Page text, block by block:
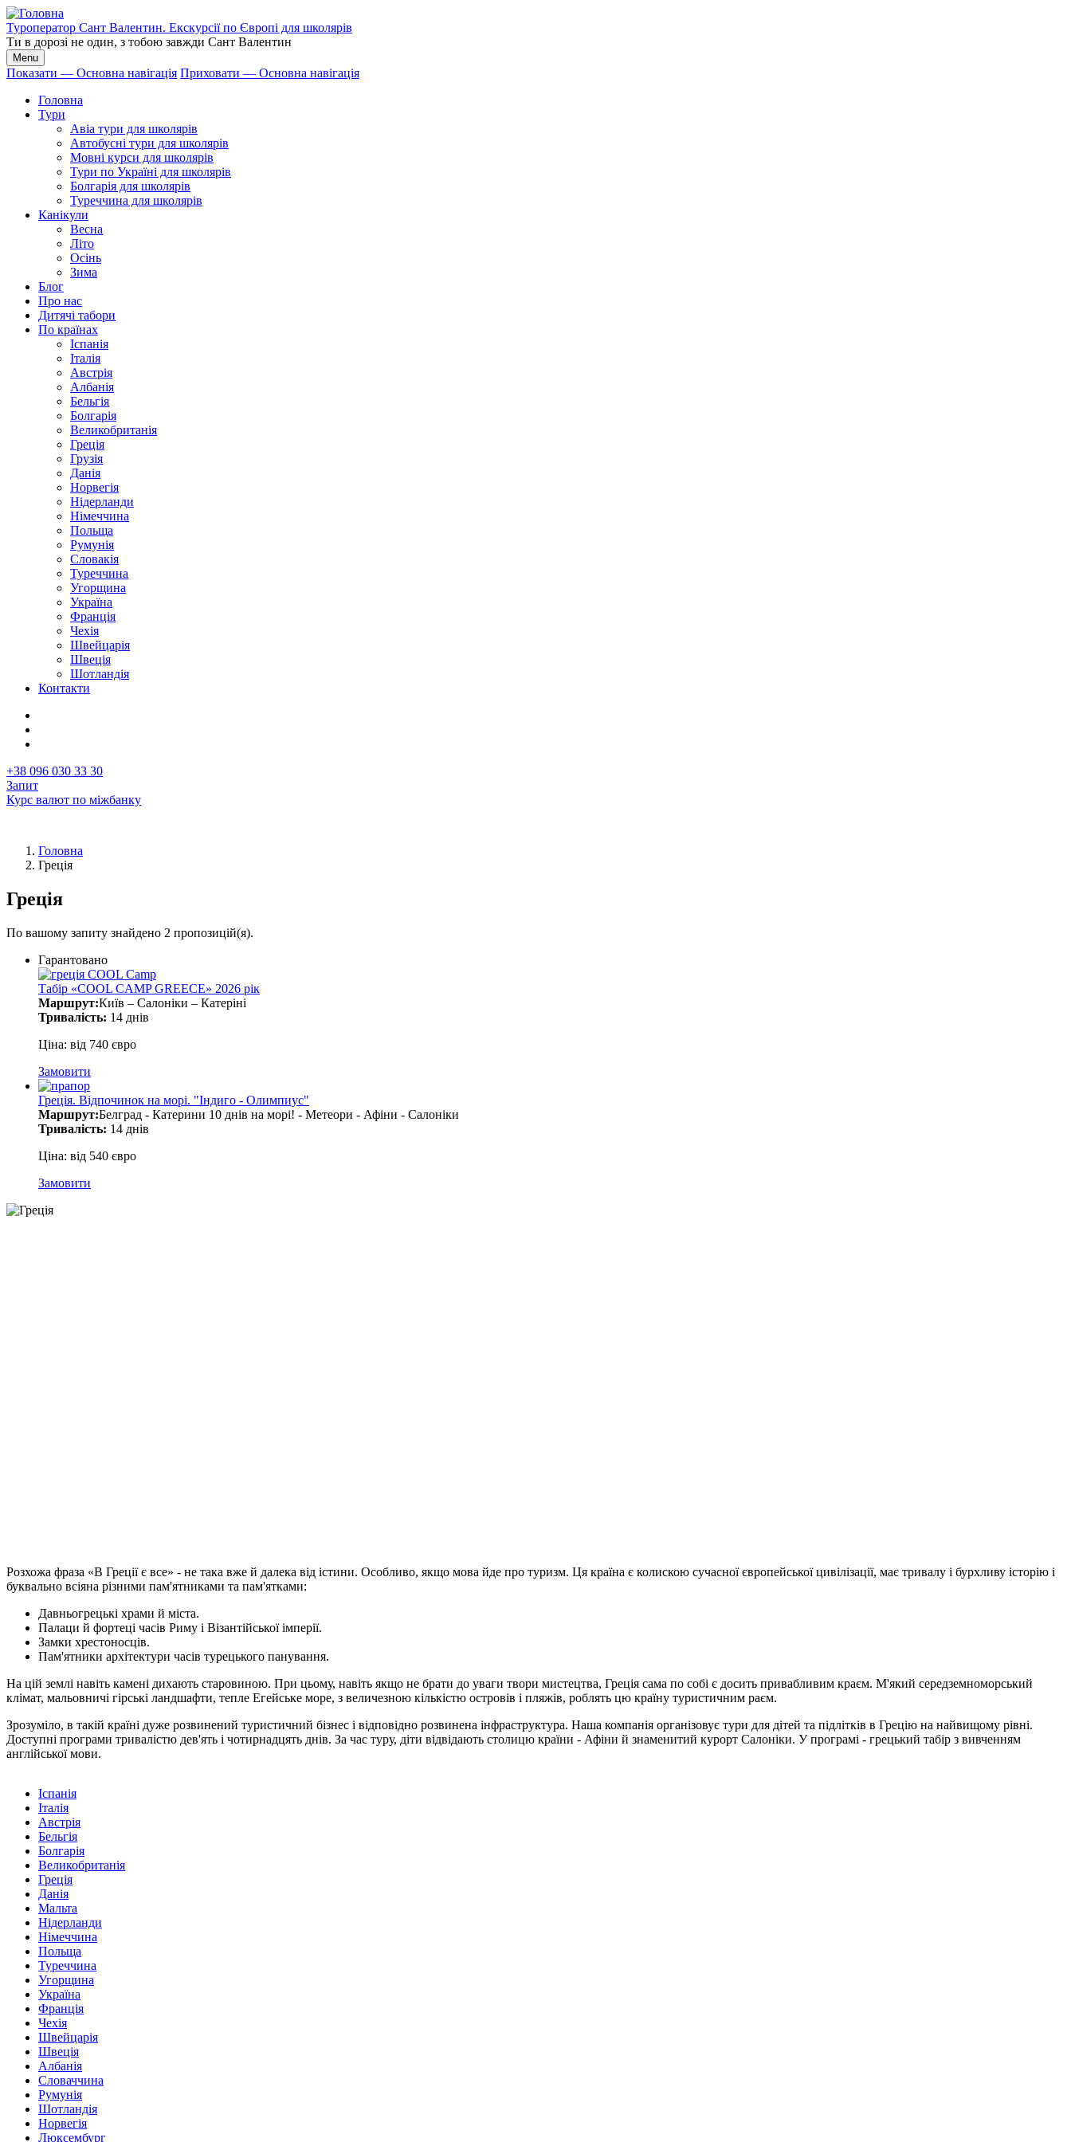
Перейти
до
основного
вмісту
Туроператор Сант Валентин. Екскурсії по Європі для школярів
Ти в дорозі не один, з тобою завжди Сант Валентин
Menu
Основна
навігація
Показати — Основна навігація Приховати — Основна навігація
Головна
Тури
Авіа тури для школярів
Автобусні тури для школярів
Мовні курси для школярів
Тури по Україні для школярів
Болгарія для школярів
Туреччина для школярів
Канікули
Весна
Літо
Осінь
Зима
Блог
Про нас
Дитячі табори
По країнах
Іспанія
Італія
Австрія
Албанія
Бельгія
Болгарія
Великобританія
Греція
Грузія
Данія
Норвегія
Нідерланди
Німеччина
Польща
Румунія
Словакія
Туреччина
Угорщина
Україна
Франція
Чехія
Швейцарія
Швеція
Шотландія
Контакти
+38 096 030 33 30
Запит
Курс валют по міжбанку
Рядок
навіґації
Головна
Греція
Греція
По вашому запиту знайдено 2 пропозицій(я).
Гарантовано
Табір «COOL CAMP GREECE» 2026 рік
Маршрут:Київ – Салоніки – Катеріні
Тривалість: 14 днів
Ціна: від 740 євро
Замовити
Греція. Відпочинок на морі. "Індиго - Олимпиус"
Маршрут:Белград - Катерини 10 днів на морі! - Метеори - Афіни - Салоніки
Тривалість: 14 днів
Ціна: від 540 євро
Замовити
Розхожа фраза «В Греції є все» - не така вже й далека від істини. Особливо, якщо мова йде про туризм. Ця країна є колискою сучасної європейської цивілізації, має тривалу і бурхливу історію і
буквально всіяна різними пам'ятниками та пам'ятками:
Давньогрецькі храми й міста.
Палаци й фортеці часів Риму і Візантійської імперії.
Замки хрестоносців.
Пам'ятники архітектури часів турецького панування.
На цій землі навіть камені дихають старовиною. При цьому, навіть якщо не брати до уваги твори мистецтва, Греція сама по собі є досить привабливим краєм. М'який середземноморський
клімат, мальовничі гірські ландшафти, тепле Егейське море, з величезною кількістю островів і пляжів, роблять цю країну туристичним раєм.
Зрозуміло, в такій країні дуже розвинений туристичний бізнес і відповідно розвинена інфраструктура. Наша компанія організовує тури для дітей та підлітків в Грецію на найвищому рівні.
Доступні програми тривалістю дев'ять і чотирнадцять днів. За час туру, діти відвідають столицю країни - Афіни й знаменитий курорт Салоніки. У програмі - грецький табір з вивченням
англійської мови.
Іспанія
Італія
Австрія
Бельгія
Болгарія
Великобританія
Греція
Данія
Мальта
Нідерланди
Німеччина
Польща
Туреччина
Угорщина
Україна
Франція
Чехія
Швейцарія
Швеція
Албанія
Словаччина
Румунія
Шотландія
Норвегія
Люксембург